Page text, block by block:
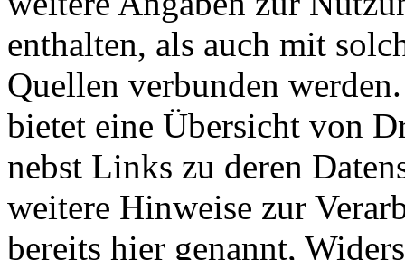
enthalten, als auch mit
Quellen verbunden
bietet eine Übersicht von
nebst Links zu deren
weitere Hinweise zur
bereits hier genannt,